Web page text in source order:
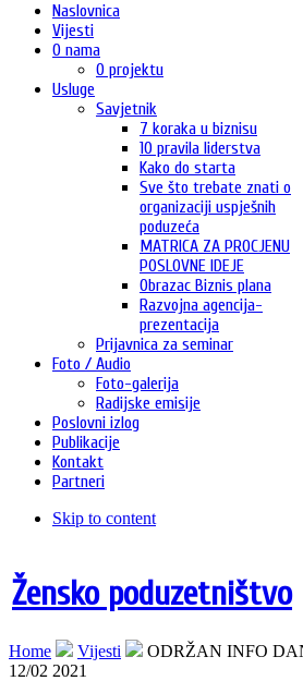
Naslovnica
Vijesti
O nama
O projektu
Usluge
Savjetnik
7 koraka u biznisu
10 pravila liderstva
Kako do starta
Sve što trebate znati o
organizaciji uspješnih
poduzeća
MATRICA ZA PROCJENU
POSLOVNE IDEJE
Obrazac Biznis plana
Razvojna agencija-
prezentacija
Prijavnica za seminar
Foto / Audio
Foto-galerija
Radijske emisije
Poslovni izlog
Publikacije
Kontakt
Partneri
Skip to content
Žensko poduzetništvo
Home Vijesti
ODRŽAN INFO
12/02 2021